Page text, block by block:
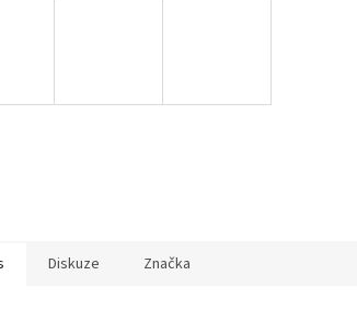
Diskuze Značka